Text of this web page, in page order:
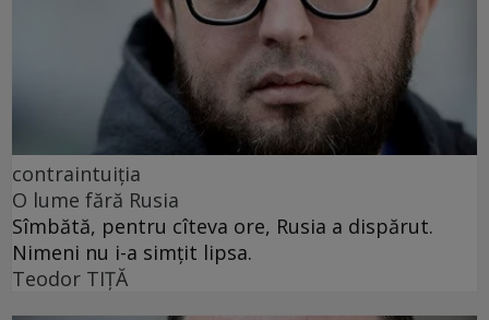
contraintuiția
O lume fără Rusia
Sîmbătă, pentru cîteva ore, Rusia a dispărut.
Nimeni nu i-a simțit lipsa.
Teodor TIŢĂ